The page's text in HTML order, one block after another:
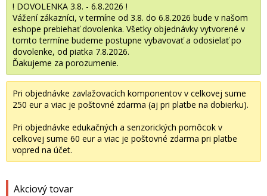
! DOVOLENKA 3.8. - 6.8.2026 !
Vážení zákazníci, v termíne od 3.8. do 6.8.2026 bude v našom
eshope prebiehať dovolenka. Všetky objednávky vytvorené v
tomto termíne budeme postupne vybavovať a odosielať po
dovolenke, od piatka 7.8.2026.
Ďakujeme za porozumenie.
Pri objednávke zavlažovacích komponentov v celkovej sume
250 eur a viac je poštovné zdarma (aj pri platbe na dobierku).
Pri objednávke edukačných a senzorických pomôcok v
celkovej sume 60 eur a viac je poštovné zdarma pri platbe
vopred na účet.
Akciový tovar